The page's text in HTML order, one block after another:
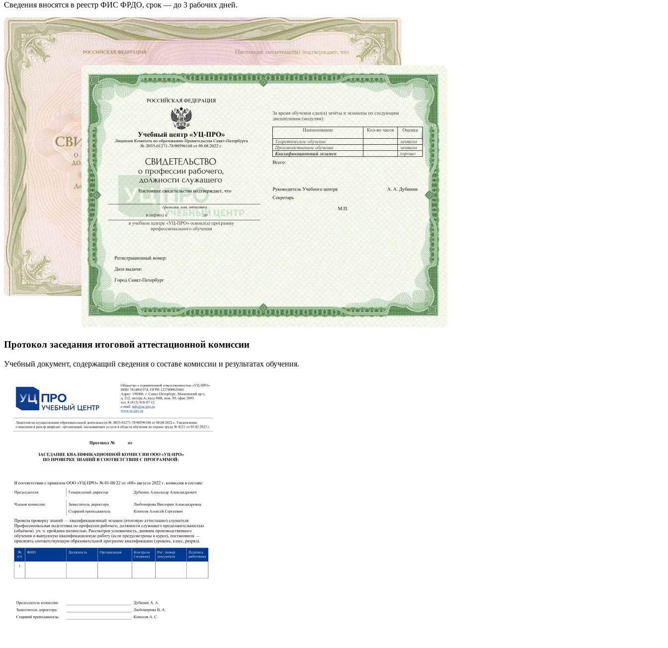
Сведения вносятся в реестр ФИС ФРДО, срок — до 3 рабочих дней.
Протокол заседания итоговой аттестационной комиссии
Учебный документ, содержащий сведения о составе комиссии и результатах обучения.